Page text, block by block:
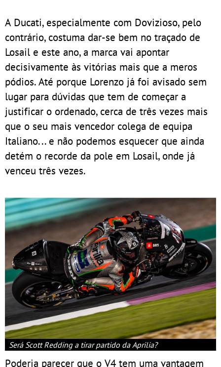
A Ducati, especialmente com Dovizioso, pelo
contrário, costuma dar-se bem no traçado de
Losail e este ano, a marca vai apontar
decisivamente às vitórias mais que a meros
pódios. Até porque Lorenzo já foi avisado sem
lugar para dúvidas que tem de começar a
justificar o ordenado, cerca de três vezes mais
que o seu mais vencedor colega de equipa
Italiano... e não podemos esquecer que ainda
detém o recorde da pole em Losail, onde já
venceu três vezes.
Será Scott Redding a tirar partido da Aprilia?
Poderia parecer que o V4 tem uma vantagem